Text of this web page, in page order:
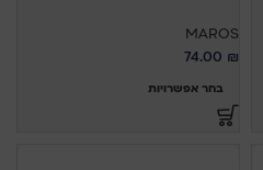
MAROS
74.00 ₪
בחר אפשרויות